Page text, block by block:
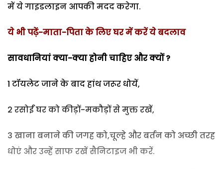
में ये गाइडलाइन आपकी मदद करेगा.
ये भी पढ़ें-माता-पिता के लिए घर में करें ये बदलाव
सावधानियां क्या-क्या होनी चाहिए और क्यों?
1 टॉयलेट जाने के बाद हांथ जरूर धोयें,
2 रसोईं घर को कीड़ों-मकौड़ों से मुक्त रखें,
3 खाना बनाने की जगह को,चूल्हे और बर्तन को अच्छी तरह
धोएं और उन्हें साफ रखें सैनिटाइज भी करें.